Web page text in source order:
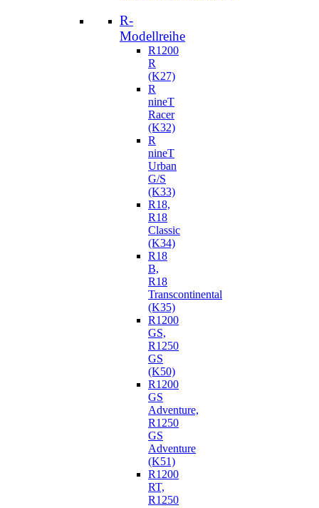
R-
Modellreihe
R1200
R
(K27)
R
nineT
Racer
(K32)
R
nineT
Urban
G/S
(K33)
R18,
R18
Classic
(K34)
R18
B,
R18
Transcontinental
(K35)
R1200
GS,
R1250
GS
(K50)
R1200
GS
Adventure,
R1250
GS
Adventure
(K51)
R1200
RT,
R1250